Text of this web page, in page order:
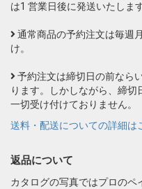
は1 営業日後に発送いたします
通常商品の予約注文は毎週
け。
予約注文は締切日の前なら
ります。しかしながら、締
一切受け付けておりません。
送料・配送についての詳細は
返品について
カタログの写真ではプロのペ